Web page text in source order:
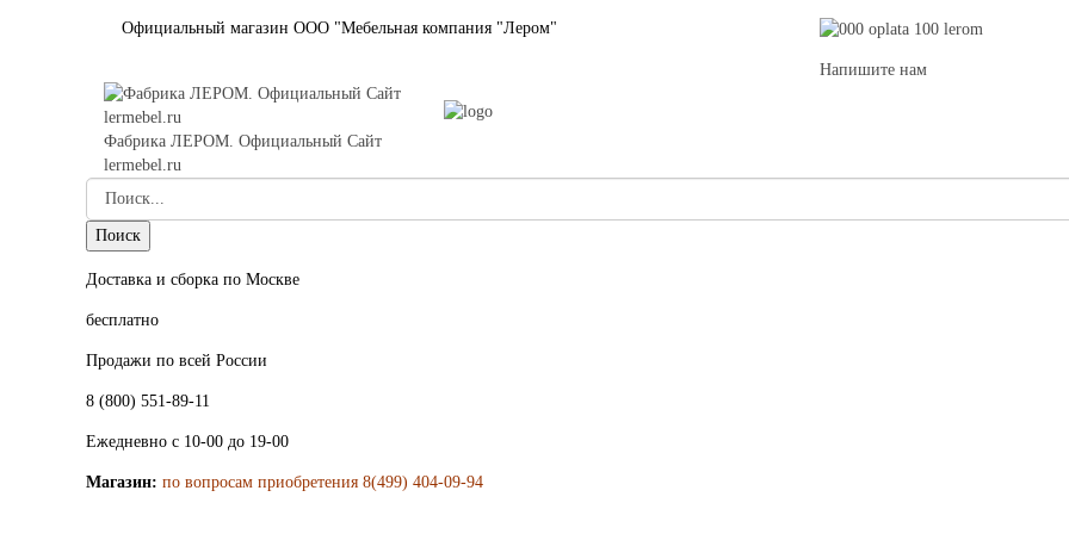
Официальный магазин ООО "Мебельная компания "Лером"
Напишите нам
Фабрика ЛЕРОМ. Официальный Сайт
lermebel.ru
Доставка и сборка по Москве
бесплатно
Продажи по всей России
8 (800) 551-89-11
Ежедневно с 10-00 до 19-00
Магазин: по вопросам приобретения 8(499) 404-09-94